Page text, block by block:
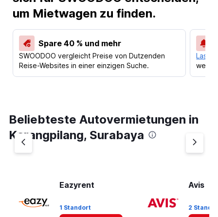
um Mietwagen zu finden.
Spare 40 % und mehr
SWOODOO vergleicht Preise von Dutzenden
Reise-Websites in einer einzigen Suche.
Lass
Beliebteste Autovermietungen in
Karangpilang, Surabaya
Eazyrent
1 Standort
Avis
2